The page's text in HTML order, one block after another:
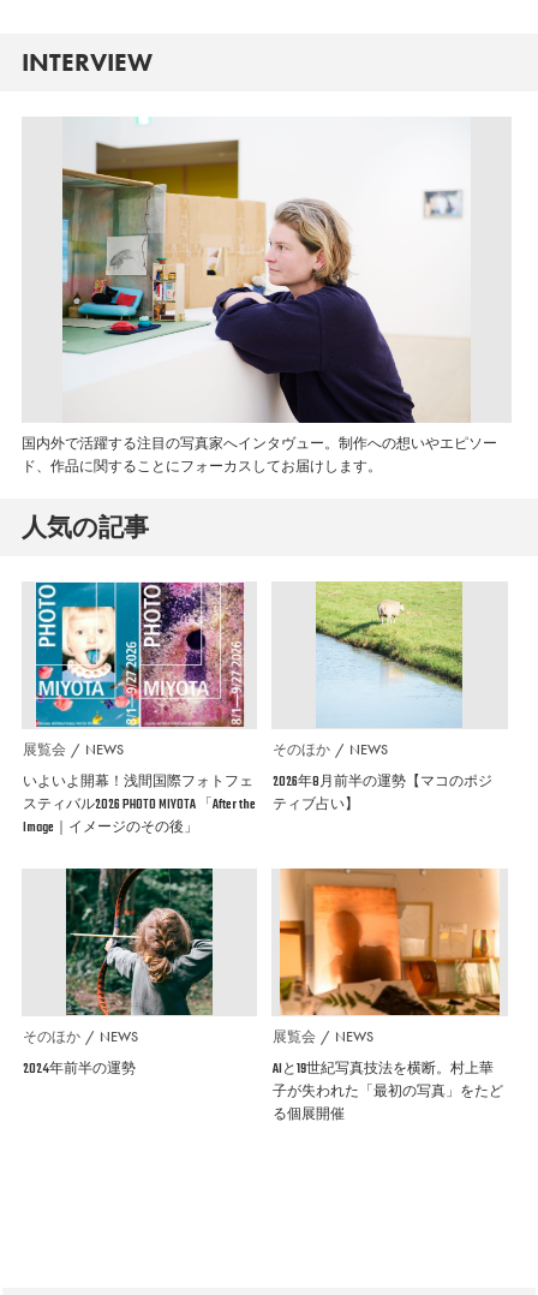
INTERVIEW
国内外で活躍する注目の写真家へインタヴュー。制作への想いやエピソー
ド、作品に関することにフォーカスしてお届けします。
人気の記事
展覧会 NEWS
いよいよ開幕！浅間国際フォトフェ
スティバル2026 PHOTO MIYOTA 「After the
Image｜イメージのその後」
そのほか NEWS
2026年8月前半の運勢【マコのポジ
ティブ占い】
そのほか NEWS
2024年前半の運勢
展覧会 NEWS
AIと19世紀写真技法を横断。村上華
子が失われた「最初の写真」をたど
る個展開催